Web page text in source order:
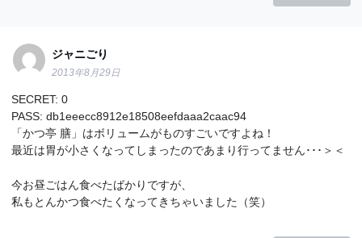
ジャニごり
2013年8月29日
SECRET: 0
PASS: db1eeecc8912e18508eefdaaa2caac94
「かつ亭 膳」はボリュームがものすごいですよね！
最近は胃が小さくなってしまったのであまり行ってません･･･＞＜
今お昼ごはん食べたばかりですが、
私もとんかつ食べたくなってきちゃいました（笑）